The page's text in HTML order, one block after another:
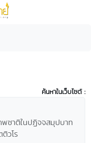
ค้นหาในเว็บไซต์ :
ชาติในปฏิจจสมุปบาท
วโร